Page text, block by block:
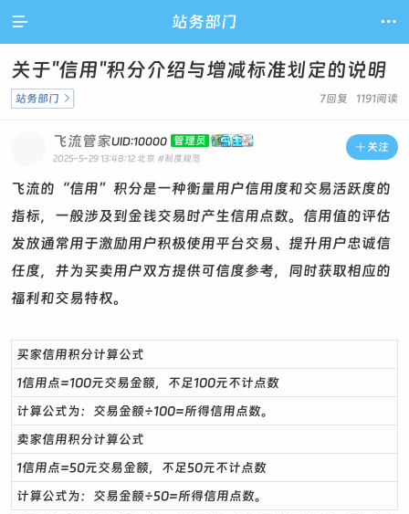
 站务部门 
关于"信用"积分介绍与增减标准划定的说明
7回复 1191阅读
站务部门 
 关注
飞流管家UID:10000 管理员
2025-5-29 13:48:12 北京 #制度规范
飞流的“信用”积分是一种衡量用户信用度和交易活跃度的
指标，一般涉及到金钱交易时产生信用点数。信用值的评估
发放通常用于激励用户积极使用平台交易、提升用户忠诚信
任度，并为买卖用户双方提供可信度参考，同时获取相应的
福利和交易特权。
买家信用积分计算公式
1信用点=100元交易金额，不足100元不计点数
计算公式为：交易金额÷100=所得信用点数。
卖家信用积分计算公式
1信用点=50元交易金额，不足50元不计点数
计算公式为：交易金额÷50=所得信用点数。